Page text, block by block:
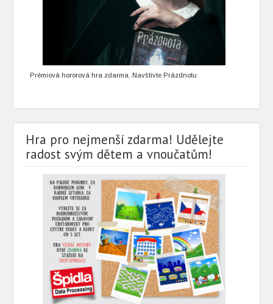
Prémiová hororová hra zdarma. Navštivte Prázdnotu
Hra pro nejmenší zdarma! Udělejte
radost svým dětem a vnoučatům!